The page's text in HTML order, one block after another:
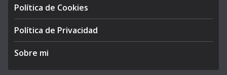
Política de Cookies
Política de Privacidad
Sobre mi